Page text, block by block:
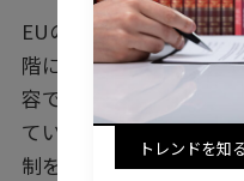
EUのAI法規制では、リ
階にAIのリスクを分類
容できないリスクのあ
ています。2段目のハ
制を設けます。3段目
トレンドを知る